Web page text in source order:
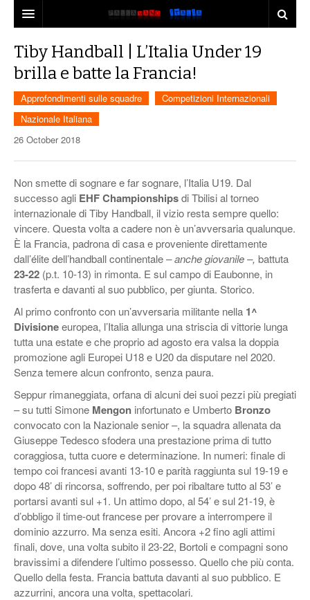
NOTIZIE DAI CLUB
PALLAMANO FEMMINILE
APPROFONDIMENTI SULLE SQUADRE
PALLAMANO-MERCATO
NOTIZIE AZZURRE
NAZIONALE ITALIANA
CON LA VALIGIA IN MANO…
NOTIZIE DALL’EUROPA
EHF CHAMPIONS LEAGUE
ALTRE COMPETIZIONI EUROPEE
CONTATTI
Tiby Handball | L’Italia Under 19
brilla e batte la Francia!
Approfondimenti sulle squadre
Competizioni Internazionali
Nazionale Italiana
26 October 2018
Non smette di sognare e far sognare, l’Italia U19. Dal
successo agli EHFChampionshipsdi Tbilisi al torneo
internazionale di Tiby Handball, il vizio resta sempre quello:
vincere. Questa volta a cadere non è un’avversaria qualunque.
È la Francia, padrona di casa e proveniente direttamente
dall’élite dell’handball continentale– anche giovanile –, battuta
23-22 (p.t. 10-13) in rimonta. E sul campo di Eaubonne, in
trasferta e davanti al suo pubblico, per giunta. Storico.
Al primo confronto con un’avversaria militante nella 1^
Divisioneeuropea, l’Italia allunga una striscia di vittorie lunga
tutta una estate e che proprio ad agosto era valsa la doppia
promozione agli Europei U18 e U20 da disputare nel 2020.
Senza temere alcun confronto, senza paura.
Seppur rimaneggiata, orfana di alcuni dei suoi pezzi più pregiati
– su tutti Simone Mengon infortunato e Umberto Bronzo
convocato con la Nazionale senior –, la squadra allenata da
Giuseppe Tedesco sfodera una prestazione prima di tutto
coraggiosa, tutta cuore e determinazione. In numeri: finale di
tempo coi francesi avanti 13-10 e parità raggiunta sul 19-19 e
dopo 48’ di rincorsa, soffrendo, per poi ribaltare tutto al 53’ e
portarsi avanti sul +1. Un attimo dopo, al 54’ e sul 21-19, è
d’obbligo il time-out francese per provare a interrompere il
dominio azzurro. Ma senza esiti. Ancora +2 fino agli attimi
finali, dove, una volta subito il 23-22, Bortoli e compagni sono
bravissimi a difendere l’ultimo possesso. Quello che più conta.
Quello della festa. Francia battuta davanti al suo pubblico. E
azzurrini, ancora una volta, spettacolari.